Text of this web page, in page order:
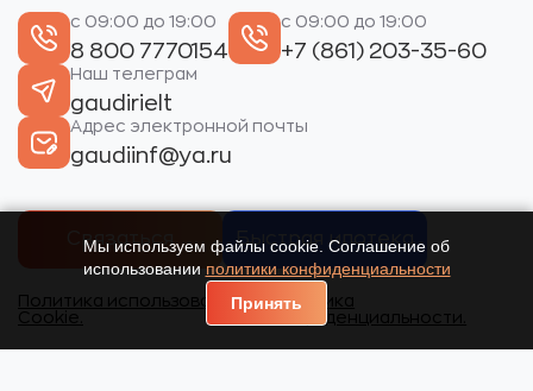
с 09:00 до 19:00
8 800 7770154
с 09:00 до 19:00
+7 (861) 203-35-60
Наш телеграм
gaudirielt
Адрес электронной почты
gaudiinf@ya.ru
Связаться Быстрая ипотека
Политика использования
Cookie.
Политика
конфиденциальности.
Мы используем файлы cookie. Соглашение об
использовании политики конфиденциальности
Принять